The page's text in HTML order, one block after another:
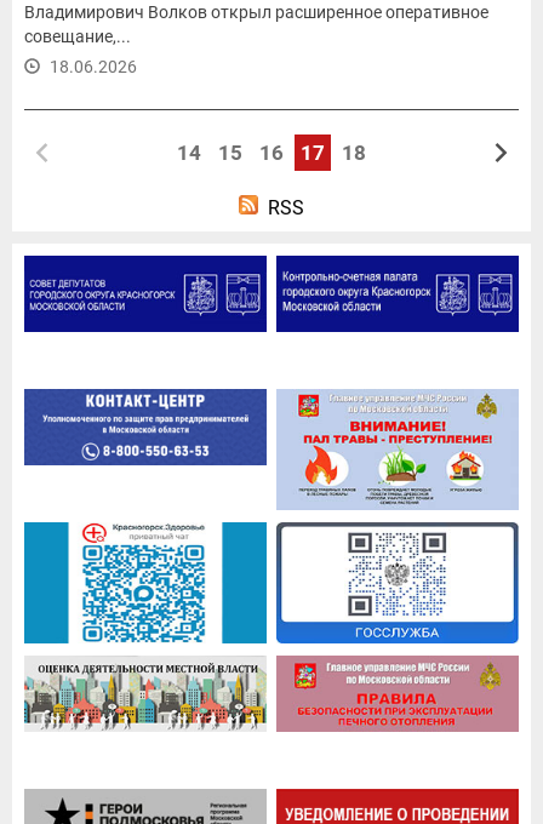
Владимирович Волков открыл расширенное оперативное
совещание,...
18.06.2026
14 15 16 17 18
RSS